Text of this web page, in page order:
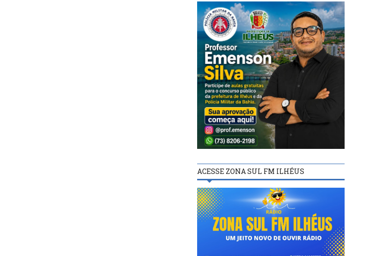
ACESSE ZONA SUL FM ILHÉUS